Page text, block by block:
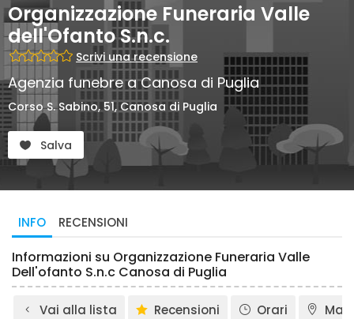
Organizzazione Funeraria Valle
dell'Ofanto S.n.c.
Scrivi una recensione
Agenzia funebre a Canosa di Puglia
Corso S. Sabino, 51, Canosa di Puglia
Salva
INFO RECENSIONI
Informazioni su Organizzazione Funeraria Valle
Dell'ofanto S.n.c Canosa di Puglia
Vai alla lista Recensioni Orari